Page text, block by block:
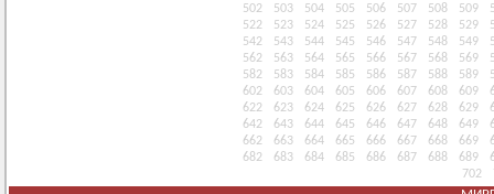
502
503 504 505 506 507 508 509
522
523 524 525 526 527 528 529
542
543 544 545 546 547 548 549
562
563 564 565 566 567 568 569
582
583 584 585 586 587 588 589
602
603 604 605 606 607 608 609
622
623 624 625 626 627 628 629
642
643 644 645 646 647 648 649
662
663 664 665 666 667 668 669
682
683 684 685 686 687 688 689
702